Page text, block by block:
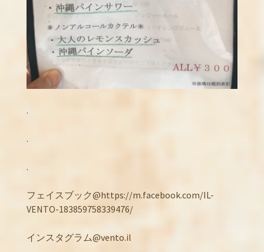
.
.
.
フェイスブック@https://m.facebook.com/IL-
VENTO-183859758339476/
インスタグラム@vento.il